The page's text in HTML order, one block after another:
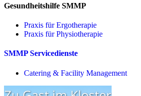
Gesundheitshilfe SMMP
Praxis für Ergo­therapie
Praxis für Physio­therapie
SMMP Servicedienste
Catering & Facility Management